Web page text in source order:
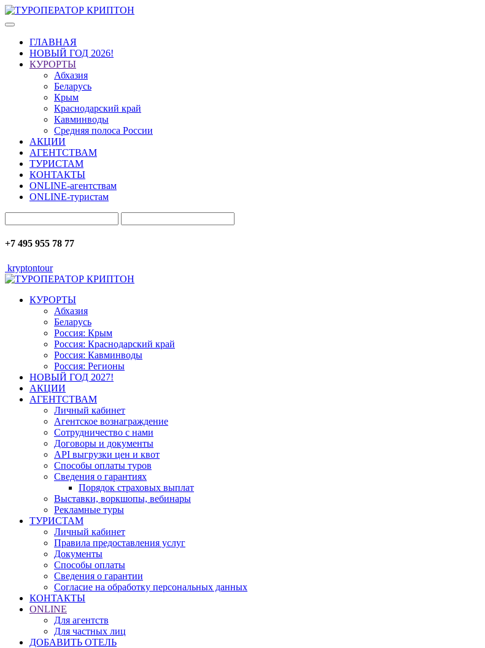
ГЛАВНАЯ
НОВЫЙ ГОД 2026!
КУРОРТЫ
Абхазия
Беларусь
Крым
Краснодарский край
Кавминводы
Средняя полоса России
АКЦИИ
АГЕНТСТВАМ
ТУРИСТАМ
КОНТАКТЫ
ONLINE-агентствам
ONLINE-туристам
+7 495 955 78 77
kryptontour
КУРОРТЫ
Абхазия
Беларусь
Россия: Крым
Россия: Краснодарский край
Россия: Кавминводы
Россия: Регионы
НОВЫЙ ГОД 2027!
АКЦИИ
АГЕНТСТВАМ
Личный кабинет
Агентское вознаграждение
Сотрудничество с нами
Договоры и документы
API выгрузки цен и квот
Способы оплаты туров
Сведения о гарантиях
Порядок страховых выплат
Выставки, воркшопы, вебинары
Рекламные туры
ТУРИСТАМ
Личный кабинет
Правила предоставления услуг
Документы
Способы оплаты
Сведения о гарантии
Согласие на обработку персональных данных
КОНТАКТЫ
ONLINE
Для агентств
Для частных лиц
ДОБАВИТЬ ОТЕЛЬ